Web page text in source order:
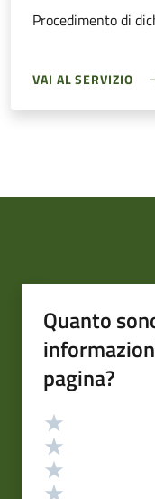
Procedimento di
VAI AL SERVIZIO
Quanto
pagina?
Valutazione